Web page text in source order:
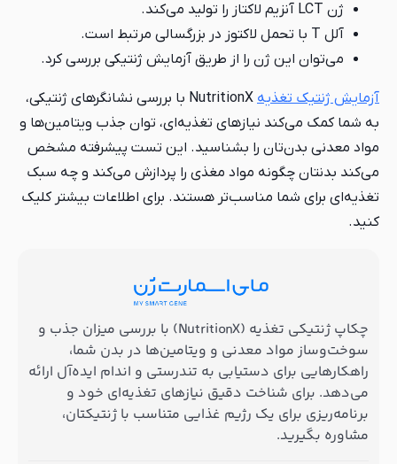
ژن LCT آنزیم لاکتاز را تولید می‌کند.
آلل T با تحمل لاکتوز در بزرگسالی مرتبط است.
می‌توان این ژن را از طریق آزمایش ژنتیکی بررسی کرد.
آزمایش ژنتیک تغذیه
NutritionX با بررسی نشانگرهای ژنتیکی،
به شما کمک می‌کند نیازهای تغذیه‌ای، توان جذب ویتامین‌ها و
مواد معدنی بدن‌تان را بشناسید. این تست پیشرفته مشخص
می‌کند بدنتان چگونه مواد مغذی را پردازش می‌کند و چه سبک
تغذیه‌ای برای شما مناسب‌تر هستند. برای اطلاعات بیشتر کلیک
کنید.
چکاپ ژنتیکی تغذیه (NutritionX) با بررسی میزان جذب و
سوخت‌وساز مواد معدنی و ویتامین‌ها در بدن شما،
راهکارهایی برای دستیابی به تندرستی و اندام ایده‌آل ارائه
می‌دهد. برای شناخت دقیق نیازهای تغذیه‌ای خود و
برنامه‌ریزی برای یک رژیم غذایی متناسب با ژنتیکتان،
مشاوره بگیرید.